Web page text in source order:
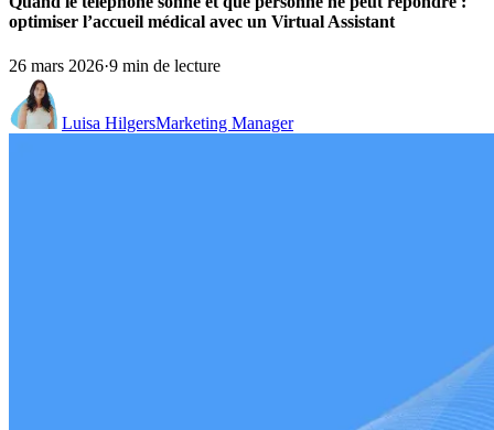
optimiser l’accueil médical avec un Virtual Assistant
26 mars 2026·9 min de lecture
Luisa HilgersMarketing Manager